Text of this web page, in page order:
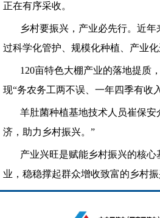
正在有序采收。
乡村要振兴，产业必先行。近
过科学化管护、规模化种植、产业
120亩特色大棚产业的落地提质
现“务农务工两不误、一年四季有收
羊肚菌种植基地技术人员崔保
济，助力乡村振兴。”
产业兴旺是赋能乡村振兴的核
业，稳稳撑起群众增收致富的乡村